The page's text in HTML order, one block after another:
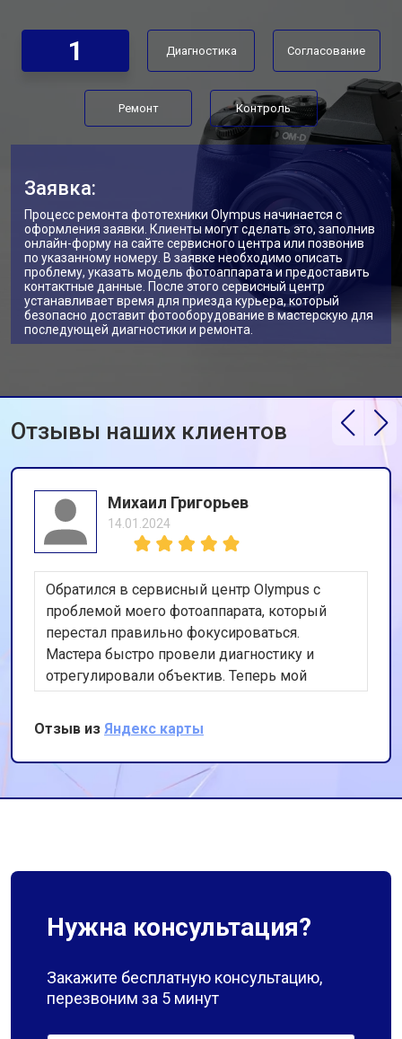
1 Диагностика Согласование
Ремонт Контроль
Заявка:
Процесс ремонта фототехники Olympus начинается с
оформления заявки. Клиенты могут сделать это, заполнив
онлайн-форму на сайте сервисного центра или позвонив
по указанному номеру. В заявке необходимо описать
проблему, указать модель фотоаппарата и предоставить
контактные данные. После этого сервисный центр
устанавливает время для приезда курьера, который
безопасно доставит фотооборудование в мастерскую для
последующей диагностики и ремонта.
Отзывы наших клиентов
Михаил Григорьев
14.01.2024
Обратился в сервисный центр Olympus с
проблемой моего фотоаппарата, который
перестал правильно фокусироваться.
Мастера быстро провели диагностику и
отрегулировали объектив. Теперь мой
фотоаппарат работает идеально. Спасибо за
оперативность и качественную работу!
Отзыв из Яндекс карты
Нужна консультация?
Закажите бесплатную консультацию,
перезвоним за 5 минут